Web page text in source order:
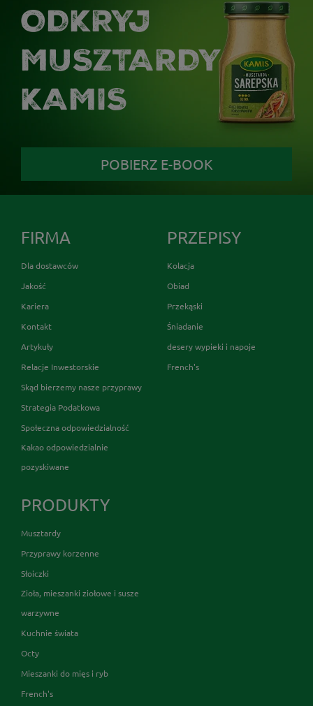
ODKRYJ
MUSZTARDY
KAMIS
POBIERZ E-BOOK
FIRMA
Dla dostawców
Jakość
Kariera
Kontakt
Artykuły
Relacje Inwestorskie
Skąd bierzemy nasze przyprawy
Strategia Podatkowa
Społeczna odpowiedzialność
Kakao odpowiedzialnie
pozyskiwane
PRZEPISY
Kolacja
Obiad
Przekąski
Śniadanie
desery wypieki i napoje
French's
PRODUKTY
Musztardy
Przyprawy korzenne
Słoiczki
Zioła, mieszanki ziołowe i susze
warzywne
Kuchnie świata
Octy
Mieszanki do mięs i ryb
French's